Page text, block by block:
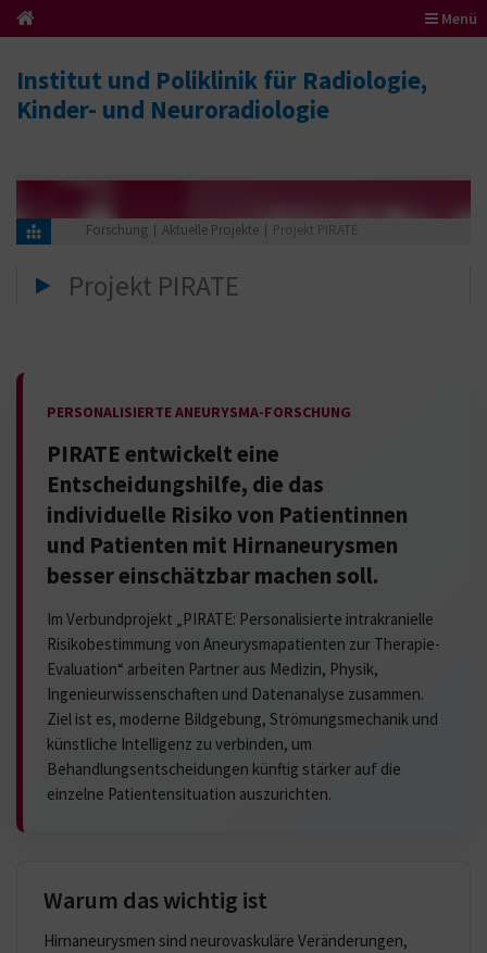
Menü
Institut und Poliklinik für Radiologie,
Kinder- und Neuroradiologie
Forschung Aktuelle Projekte Projekt PIRATE
Projekt PIRATE
PERSONALISIERTE ANEURYSMA-FORSCHUNG
PIRATE entwickelt eine
Entscheidungshilfe, die das
individuelle Risiko von Patientinnen
und Patienten mit Hirnaneurysmen
besser einschätzbar machen soll.
Im Verbundprojekt „PIRATE: Personalisierte intrakranielle
Risikobestimmung von Aneurysmapatienten zur Therapie-
Evaluation“ arbeiten Partner aus Medizin, Physik,
Ingenieurwissenschaften und Datenanalyse zusammen.
Ziel ist es, moderne Bildgebung, Strömungsmechanik und
künstliche Intelligenz zu verbinden, um
Behandlungsentscheidungen künftig stärker auf die
einzelne Patientensituation auszurichten.
Warum das wichtig ist
Hirnaneurysmen sind neurovaskuläre Veränderungen,